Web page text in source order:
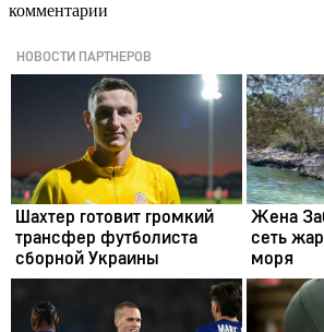
комментарии